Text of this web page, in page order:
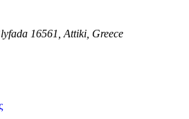
16561, Attiki, Greece